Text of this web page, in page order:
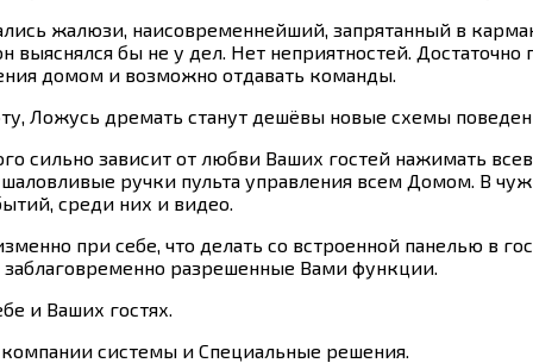
жалюзи, наисовременнейший, запрятанный в
бы не у дел. Нет неприятностей.
домом и возможно отдавать команды.
Ложусь дремать станут дешёвы новые схемы
сильно зависит от любви Ваших гостей нажимать
ручки пульта управления всем Домом. В
среди них и видео.
при себе, что делать со встроенной панелью в
разрешенные Вами функции.
и Ваших гостях.
системы и Специальные решения.